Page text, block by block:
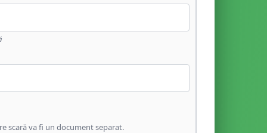
scară va fi un document separat.